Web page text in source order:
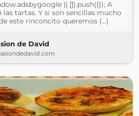
|| []).push({}); A
tartas. Y si son sencillas mucho
este rinconcito queremos (...)
de David